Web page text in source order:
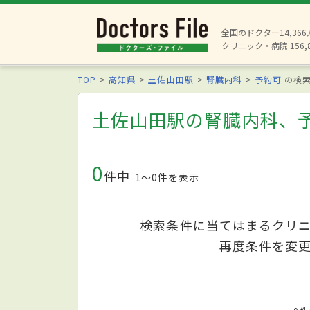
全国のドクター14,366
クリニック・病院
TOP 高知県 土佐山田駅 腎臓内科 予約可 の検
土佐山田駅の腎臓内科、
0件中 1〜0件を表示
検索条件に当てはまるクリ
再度条件を変